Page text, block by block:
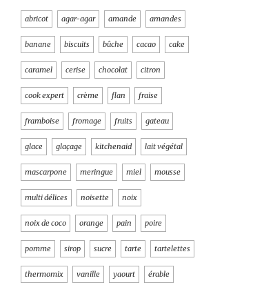
abricot agar-agar amande amandes
banane biscuits bûche cacao cake
caramel cerise chocolat citron
cook expert crème flan fraise
framboise fromage fruits gateau
glace glaçage kitchenaid lait végétal
mascarpone meringue miel mousse
multi délices noisette noix
noix de coco orange pain poire
pomme sirop sucre tarte tartelettes
thermomix vanille yaourt érable